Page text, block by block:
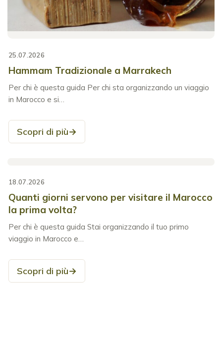
25.07.2026
Hammam Tradizionale a Marrakech
Per chi è questa guida Per chi sta organizzando un viaggio
in Marocco e si…
Scopri di più→
18.07.2026
Quanti giorni servono per visitare il Marocco
la prima volta?
Per chi è questa guida Stai organizzando il tuo primo
viaggio in Marocco e…
Scopri di più→